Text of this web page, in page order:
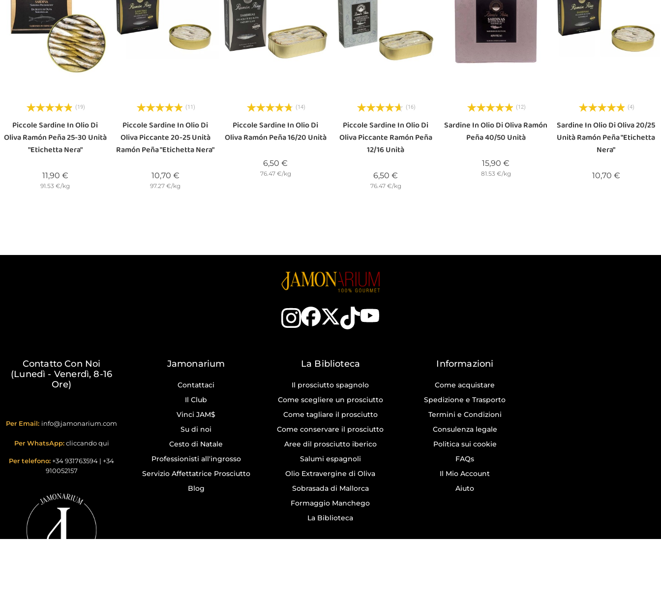
(19)
Piccole Sardine In Olio Di
Oliva Ramón Peña 25-30 Unità
"Etichetta Nera"
11,90 €Prezzo
91.53 €/kg
(11)
Piccole Sardine In Olio Di
Oliva Piccante 20-25 Unità
Ramón Peña "Etichetta Nera"
10,70 €Prezzo
97.27 €/kg
(14)
Piccole Sardine In Olio Di
Oliva Ramón Peña 16/20 Unità
6,50 €
76.47 €/kg
(16)
Piccole Sardine In Olio Di
Oliva Piccante Ramón Peña
12/16 Unità
6,50 €
76.47 €/kg
(12)
Sardine In Olio Di Oliva Ramón
Peña 40/50 Unità
15,90 €
81.53 €/kg
(4)
Sardine In Olio Di Oliva 20/25
Unità Ramón Peña "Etichetta
Nera"
10,70 €Prezzo
Contatto Con Noi
(Lunedì - Venerdì, 8-16
Ore)
Per Email: info@jamonarium.com
Per WhatsApp: cliccando qui
Per telefono: +34 931763594 | +34
910052157
Jamonarium
Contattaci
Il Club
Vinci JAM$
Su di noi
Cesto di Natale
Professionisti all'ingrosso
Servizio Affettatrice Prosciutto
Blog
La Biblioteca
Il prosciutto spagnolo
Come scegliere un prosciutto
Come tagliare il prosciutto
Come conservare il prosciutto
Aree dil prosciutto iberico
Salumi espagnoli
Olio Extravergine di Oliva
Sobrasada di Mallorca
Formaggio Manchego
La Biblioteca
Informazioni
Come acquistare
Spedizione e Trasporto
Termini e Condizioni
Consulenza legale
Politica sui cookie
FAQs
Il Mio Account
Aiuto